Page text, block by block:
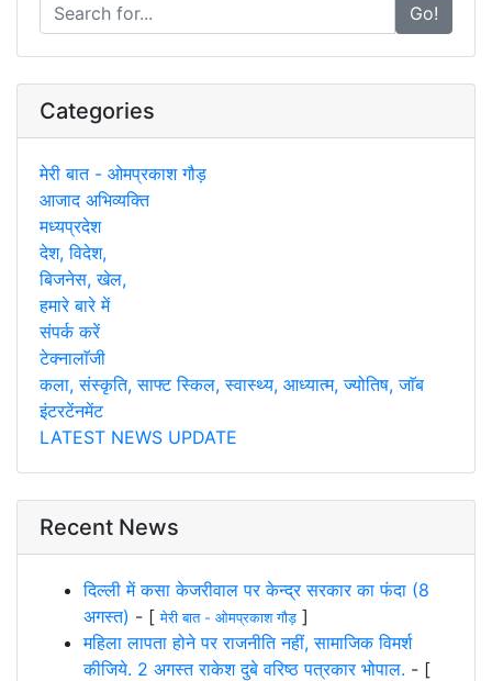
Go!
Categories
मेरी बात - ओमप्रकाश गौड़
आजाद अभिव्यक्ति
मध्यप्रदेश
देश, विदेश,
बिजनेस, खेल,
हमारे बारे में
संपर्क करें
टेक्नालाॅजी
कला, संस्कृति, साफ्ट स्किल, स्वास्थ्य, आध्यात्म, ज्योतिष, जाॅब
इंटरटेंनमेंट
LATEST NEWS UPDATE
Recent News
दिल्ली में कसा केजरीवाल पर केन्द्र सरकार का फंदा (8
अगस्त) - [मेरी बात - ओमप्रकाश गौड़ ]
महिला लापता होने पर राजनीति नहीं, सामाजिक विमर्श
कीजिये. 2 अगस्त राकेश दुबे वरिष्ठ पत्रकार भोपाल. - [